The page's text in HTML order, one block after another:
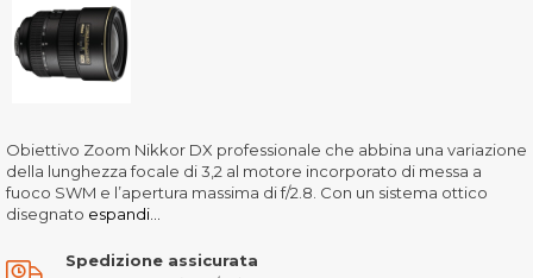
Obiettivo Zoom Nikkor DX professionale che abbina una variazione
della lunghezza focale di 3,2 al motore incorporato di messa a
fuoco SWM e l’apertura massima di f/2.8. Con un sistema ottico
disegnato espandi...
Spedizione assicurata